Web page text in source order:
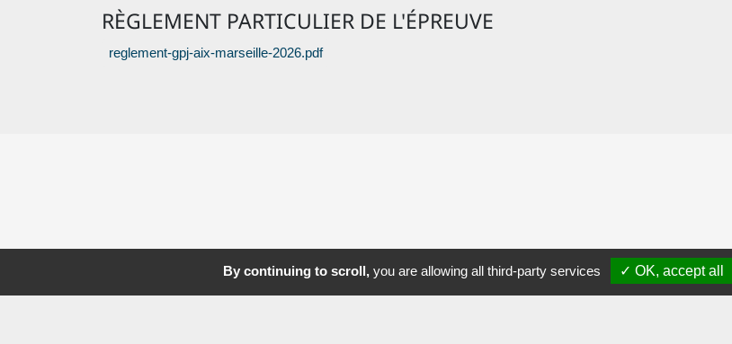
RÈGLEMENT PARTICULIER DE L'ÉPREUVE
reglement-gpj-aix-marseille-2026.pdf
By continuing to scroll,you are allowing all third-party services OK, accept all